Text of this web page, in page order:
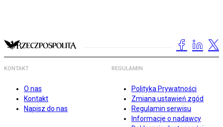
KONTAKT
O nas
Kontakt
Napisz do nas
REGULAMIN
Polityka Prywatności
Zmiana ustawień zgód
Regulamin serwisu
Informacje o nadawcy